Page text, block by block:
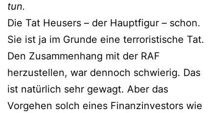
tun.
Die Tat Heusers – der Hauptfigur – schon.
Sie ist ja im Grunde eine terroristische Tat.
Den Zusammenhang mit der RAF
herzustellen, war dennoch schwierig. Das
ist natürlich sehr gewagt. Aber das
Vorgehen solch eines Finanzinvestors wie